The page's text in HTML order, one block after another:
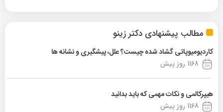
مطالب پیشنهادی دکتر زینو
کاردیومیوپاتی گشاد شده چیست؟ علل، پیشگیری و نشانه ها
1168 روز پیش
هیپرکالمی و نکات مهمی که باید بدانید
1168 روز پیش